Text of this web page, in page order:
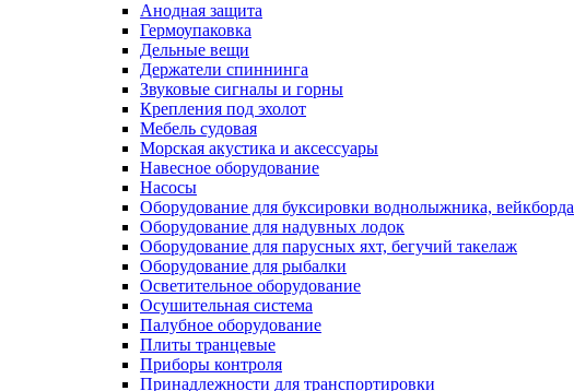
Анодная защита
Гермоупаковка
Дельные вещи
Держатели спиннинга
Звуковые сигналы и горны
Крепления под эхолот
Мебель судовая
Морская акустика и аксессуары
Навесное оборудование
Насосы
Оборудование для буксировки воднолыжника, вейкборда
Оборудование для надувных лодок
Оборудование для парусных яхт, бегучий такелаж
Оборудование для рыбалки
Осветительное оборудование
Осушительная система
Палубное оборудование
Плиты транцевые
Приборы контроля
Принадлежности для транспортировки